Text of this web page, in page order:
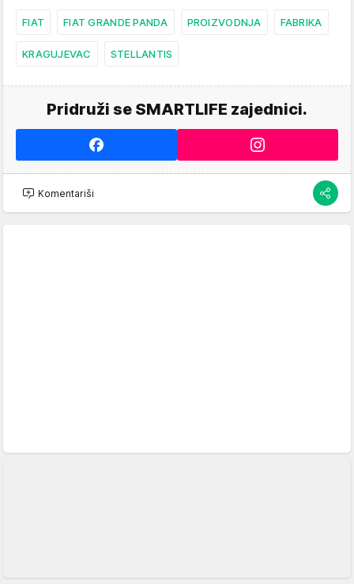
FIAT FIAT GRANDE PANDA PROIZVODNJA FABRIKA
KRAGUJEVAC STELLANTIS
Pridruži se SMARTLIFE zajednici.
Komentariši